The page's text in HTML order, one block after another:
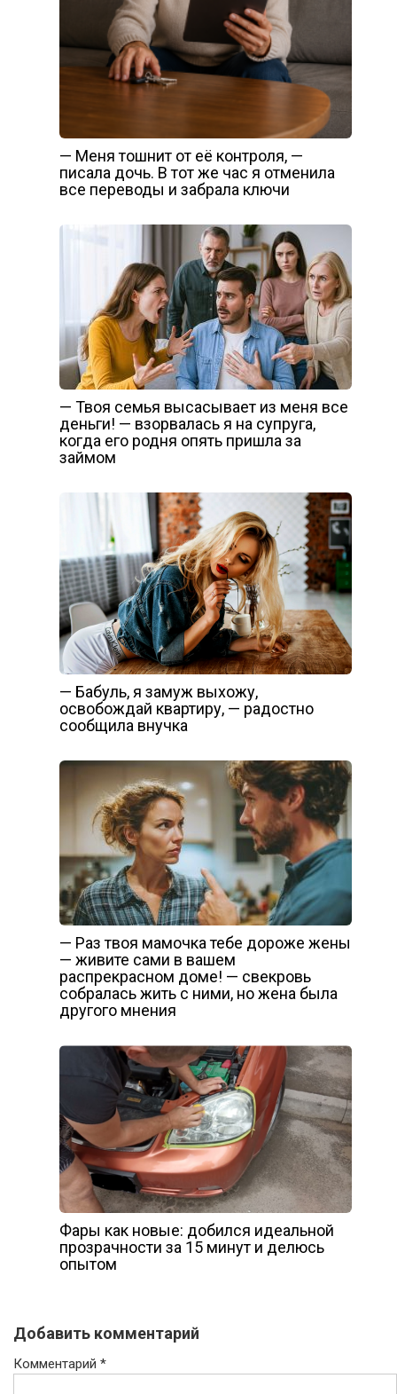
— Меня тошнит от её контроля, —
писала дочь. В тот же час я отменила
все переводы и забрала ключи
— Твоя семья высасывает из меня все
деньги! — взорвалась я на супруга,
когда его родня опять пришла за
займом
— Бабуль, я замуж выхожу,
освобождай квартиру, — радостно
сообщила внучка
— Раз твоя мамочка тебе дороже жены
— живите сами в вашем
распрекрасном доме! — свекровь
собралась жить с ними, но жена была
другого мнения
Фары как новые: добился идеальной
прозрачности за 15 минут и делюсь
опытом
Добавить комментарий
Комментарий *